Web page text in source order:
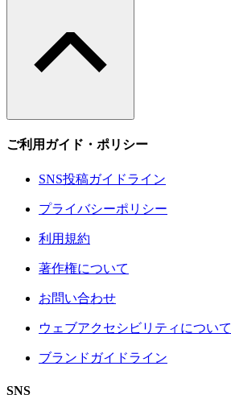
ご利用ガイド・ポリシー
SNS投稿ガイドライン
プライバシーポリシー
利用規約
著作権について
お問い合わせ
ウェブアクセシビリティについて
ブランドガイドライン
SNS